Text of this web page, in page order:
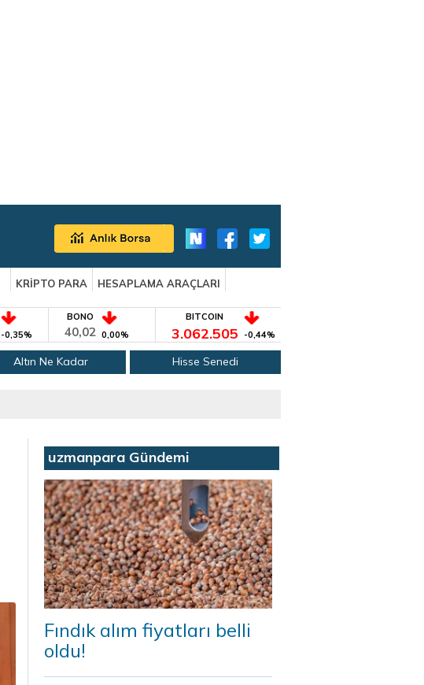
KRİPTO PARA
HESAPLAMA ARAÇLARI
-0,35%
BONO
40,02 0,00%
BITCOIN
3.062.505 -0,44%
Altın Ne Kadar Hisse Senedi
uzmanpara Gündemi
Fındık alım fiyatları belli
oldu!